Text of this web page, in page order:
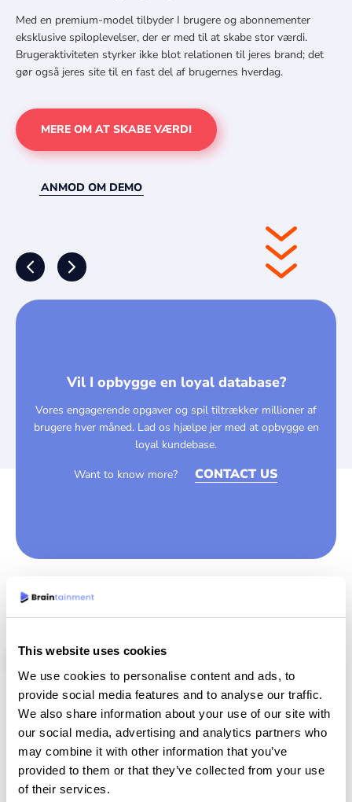
This website uses cookies
We use cookies to personalise content and ads, to
provide social media features and to analyse our traffic.
We also share information about your use of our site with
our social media, advertising and analytics partners who
may combine it with other information that you’ve
provided to them or that they’ve collected from your use
of their services.
Med en premium-model tilbyder I brugere og abonnementer
eksklusive spiloplevelser, der er med til at skabe stor værdi.
Brugeraktiviteten styrker ikke blot relationen til jeres brand; det
gør også jeres site til en fast del af brugernes hverdag.
MERE OM AT SKABE VÆRDI
ANMOD OM DEMO
Vil I opbygge en loyal database?
Vores engagerende opgaver og spil tiltrækker millioner af
brugere hver måned. Lad os hjælpe jer med at opbygge en
loyal kundebase.
Want to know more?
CONTACT US
GENERÉR INDTÆGT
Nye pengestrømme?
Uanset hvilken model I vælger, så hjælper vi jer hele vejen med at
få den bedste løsning. Gennem ekspertvejledning og erfaring
sikrer vi en skræddersyet løsning til brugernes spiloplevelser.
Løft jeres brugeroplevelse til nye højder, og maksimér udbyttet
med vores innovative Braintainment-platform. Sammen med os